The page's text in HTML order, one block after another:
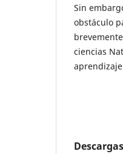
Sin
obstáculo
ciencias
Descargas